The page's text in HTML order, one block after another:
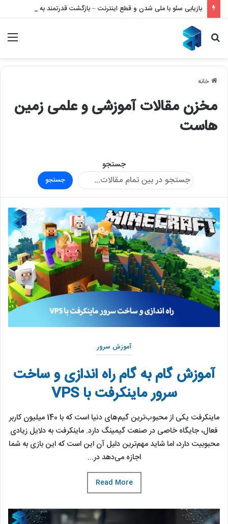
جستجو
خانه
مخزن مقالات آموزشی و علمی زمین
هاست
جستجو
جستجو
آموزش سرور
آموزش گام به گام راه اندازی و ساخت
سرور ماینکرفت با VPS
ماینکرفت یکی از محبوب‌ترین گیم‌های دنیا است که با 140 میلیون کاربر
فعال، جایگاه خاصی در صنعت گیمینگ دارد. ماینکرفت به دلایل زیادی
محبوبیت دارد، اما شاید مهم‌ترین دلیل آن این است که این بازی به شما
اجازه می‌دهد در...
Read More